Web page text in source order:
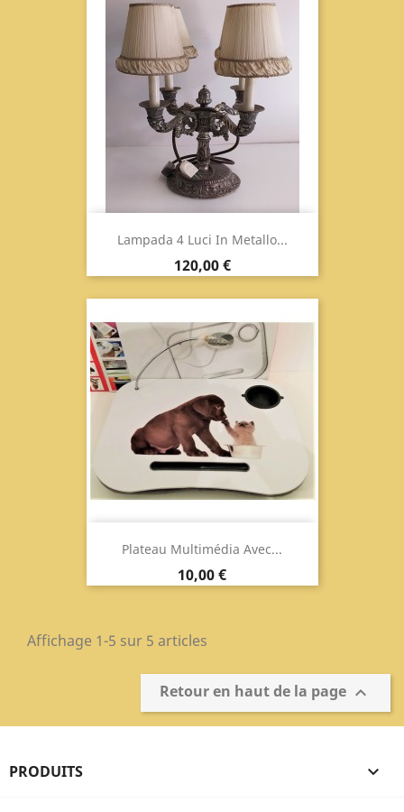
Lampada 4 Luci In Metallo...
Prix
120,00 €
Plateau Multimédia Avec...
Prix
10,00 €
Affichage 1-5 sur 5 articles
Retour en haut de la page 
PRODUITS 